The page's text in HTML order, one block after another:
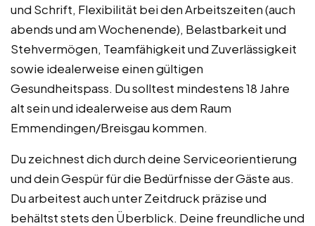
und Schrift, Flexibilität bei den Arbeitszeiten (auch
abends und am Wochenende), Belastbarkeit und
Stehvermögen, Teamfähigkeit und Zuverlässigkeit
sowie idealerweise einen gültigen
Gesundheitspass. Du solltest mindestens 18 Jahre
alt sein und idealerweise aus dem Raum
Emmendingen/Breisgau kommen.
Du zeichnest dich durch deine Serviceorientierung
und dein Gespür für die Bedürfnisse der Gäste aus.
Du arbeitest auch unter Zeitdruck präzise und
behältst stets den Überblick. Deine freundliche und